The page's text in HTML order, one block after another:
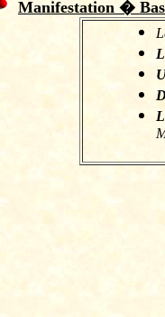
Manifestation �